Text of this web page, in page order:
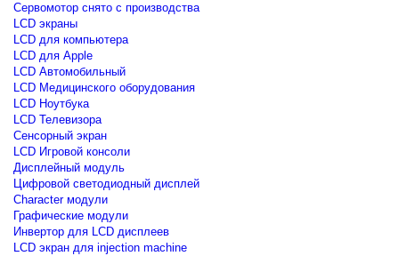
Сервомотор снято с производства
LCD экраны
LCD для компьютера
LCD для Apple
LCD Автомобильный
LCD Медицинского оборудования
LCD Ноутбука
LCD Телевизора
Сенсорный экран
LCD Игровой консоли
Дисплейный модуль
Цифровой светодиодный дисплей
Сharacter модули
Графические модули
Инвертор для LCD дисплеев
LCD экран для injection machine